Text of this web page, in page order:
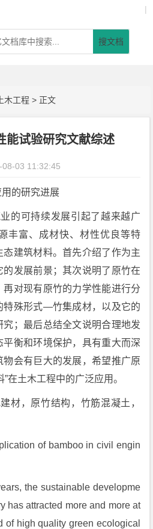
|
搜文档
木工程 > 正文
能试验研究文献综述
03 11:32:45
的研究进展
的可持续发展引起了越来越广
丰富、成材快、材性优良等特
建筑材料。首先介绍了作为主
发展前景；其次说明了原竹在
对现有原竹的力学性能进行分
特殊形式—竹集成材，以及它的
；最后总结全文说明合理地发
衡和环境保护，具有重大而深
会有巨大的发展，希望推广原
在土木工程中的广泛应用。
材，原竹结构，竹筋混凝土，
of bamboo in civil engin
the sustainable developme
has attracted more and more at
of high quality green ecological